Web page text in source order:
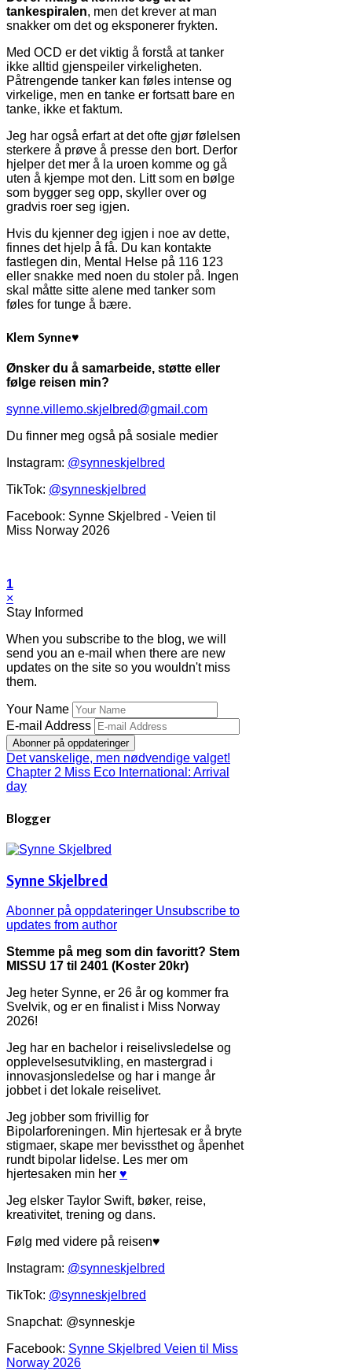
tankespiralen, men det krever at man
snakker om det og eksponerer frykten.
Med OCD er det viktig å forstå at tanker
ikke alltid gjenspeiler virkeligheten.
Påtrengende tanker kan føles intense og
virkelige, men en tanke er fortsatt bare en
tanke, ikke et faktum.
Jeg har også erfart at det ofte gjør følelsen
sterkere å prøve å presse den bort. Derfor
hjelper det mer å la uroen komme og gå
uten å kjempe mot den. Litt som en bølge
som bygger seg opp, skyller over og
gradvis roer seg igjen.
Hvis du kjenner deg igjen i noe av dette,
finnes det hjelp å få. Du kan kontakte
fastlegen din, Mental Helse på 116 123
eller snakke med noen du stoler på. Ingen
skal måtte sitte alene med tanker som
føles for tunge å bære.
Klem Synne♥
Ønsker du å samarbeide, støtte eller
følge reisen min?
synne.villemo.skjelbred@gmail.com
Du finner meg også på sosiale medier
Instagram: @synneskjelbred
TikTok: @synneskjelbred
Facebook: Synne Skjelbred - Veien til
Miss Norway 2026
1
×
Stay Informed
When you subscribe to the blog, we will
send you an e-mail when there are new
updates on the site so you wouldn't miss
them.
Your Name
E-mail Address
Abonner på oppdateringer
Det vanskelige, men nødvendige valget!
Chapter 2 Miss Eco International: Arrival
day
Blogger
Synne Skjelbred
Abonner på oppdateringer Unsubscribe to
updates from author
Stemme på meg som din favoritt? Stem
MISSU 17 til 2401 (Koster 20kr)
Jeg heter Synne, er 26 år og kommer fra
Svelvik, og er en finalist i Miss Norway
2026!
Jeg har en bachelor i reiselivsledelse og
opplevelsesutvikling, en mastergrad i
innovasjonsledelse og har i mange år
jobbet i det lokale reiselivet.
Jeg jobber som frivillig for
Bipolarforeningen. Min hjertesak er å bryte
stigmaer, skape mer bevissthet og åpenhet
rundt bipolar lidelse. Les mer om
hjertesaken min her ♥
Jeg elsker Taylor Swift, bøker, reise,
kreativitet, trening og dans.
Følg med videre på reisen♥
Instagram: @synneskjelbred
TikTok: @synneskjelbred
Snapchat: @synneskje
Facebook: Synne Skjelbred Veien til Miss
Norway 2026